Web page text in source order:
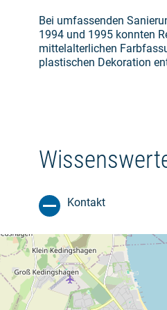
Bei umfassenden
1994 und 1995 konnten
mittelalterlichen
plastischen Dekoration
Kontakt